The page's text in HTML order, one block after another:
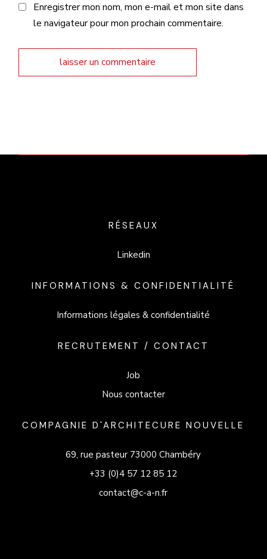
Enregistrer mon nom, mon e-mail et mon site dans
le navigateur pour mon prochain commentaire.
laisser un commentaire
RÉSEAUX
Linkedin
INFORMATIONS & CONFIDENTIALITÉ
Informations légales & confidentialité
RECRUTEMENT / CONTACT
Job
Nous contacter
COMPAGNIE D'ARCHITECURE NOUVELLE
69, rue pasteur 73000 Chambéry
+33 (0)4 57 12 85 12
contact@c-a-n.fr